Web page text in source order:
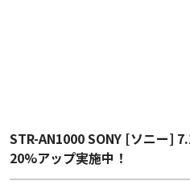
STR-AN1000 SONY [ソニー]
20%アップ実施中！